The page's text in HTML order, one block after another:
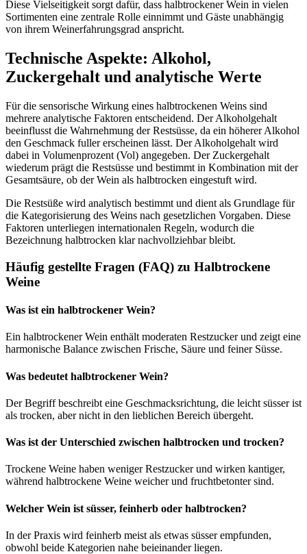
Diese Vielseitigkeit sorgt dafür, dass halbtrockener Wein in vielen
Sortimenten eine zentrale Rolle einnimmt und Gäste unabhängig
von ihrem Weinerfahrungsgrad anspricht.
Technische Aspekte: Alkohol,
Zuckergehalt und analytische Werte
Für die sensorische Wirkung eines halbtrockenen Weins sind
mehrere analytische Faktoren entscheidend. Der Alkoholgehalt
beeinflusst die Wahrnehmung der Restsüsse, da ein höherer Alkohol
den Geschmack fuller erscheinen lässt. Der Alkoholgehalt wird
dabei in Volumenprozent (Vol) angegeben. Der Zuckergehalt
wiederum prägt die Restsüsse und bestimmt in Kombination mit der
Gesamtsäure, ob der Wein als halbtrocken eingestuft wird.
Die Restsüße wird analytisch bestimmt und dient als Grundlage für
die Kategorisierung des Weins nach gesetzlichen Vorgaben. Diese
Faktoren unterliegen internationalen Regeln, wodurch die
Bezeichnung halbtrocken klar nachvollziehbar bleibt.
Häufig gestellte Fragen (FAQ) zu Halbtrockene
Weine
Was ist ein halbtrockener Wein?
Ein halbtrockener Wein enthält moderaten Restzucker und zeigt eine
harmonische Balance zwischen Frische, Säure und feiner Süsse.
Was bedeutet halbtrockener Wein?
Der Begriff beschreibt eine Geschmacksrichtung, die leicht süsser ist
als trocken, aber nicht in den lieblichen Bereich übergeht.
Was ist der Unterschied zwischen halbtrocken und trocken?
Trockene Weine haben weniger Restzucker und wirken kantiger,
während halbtrockene Weine weicher und fruchtbetonter sind.
Welcher Wein ist süsser, feinherb oder halbtrocken?
In der Praxis wird feinherb meist als etwas süsser empfunden,
obwohl beide Kategorien nahe beieinander liegen.